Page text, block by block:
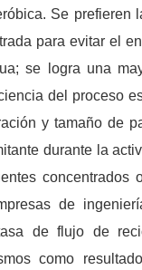
Se
para evitar el
se logra una
del proceso
y tamaño de
durante la
de
de flujo de
como